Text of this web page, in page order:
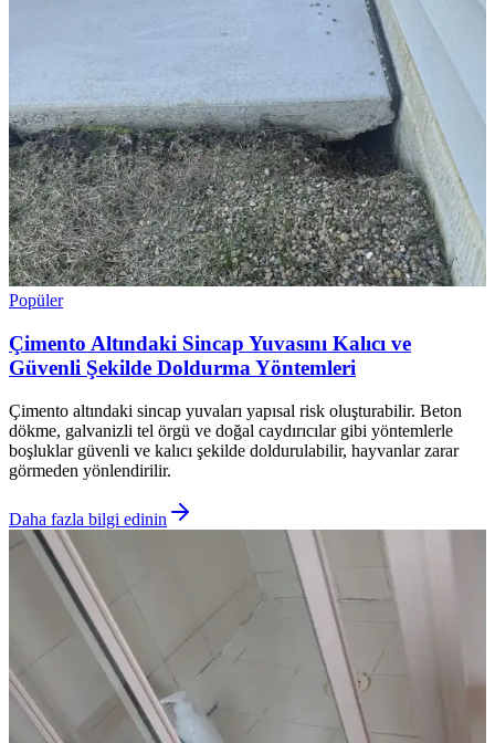
Popüler
Çimento Altındaki Sincap Yuvasını Kalıcı ve
Güvenli Şekilde Doldurma Yöntemleri
Çimento altındaki sincap yuvaları yapısal risk oluşturabilir. Beton
dökme, galvanizli tel örgü ve doğal caydırıcılar gibi yöntemlerle
boşluklar güvenli ve kalıcı şekilde doldurulabilir, hayvanlar zarar
görmeden yönlendirilir.
Daha fazla bilgi edinin